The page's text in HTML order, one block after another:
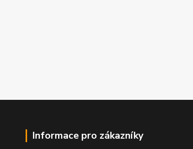
Informace pro zákazníky